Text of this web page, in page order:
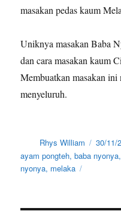
masakan pedas kaum
Uniknya masakan Baba
dan cara masakan kaum
Membuatkan masakan
menyeluruh.
Author
Rhys William
Posted
on
30/11/
ayam pongteh,baba nyonya
nyonya, melaka